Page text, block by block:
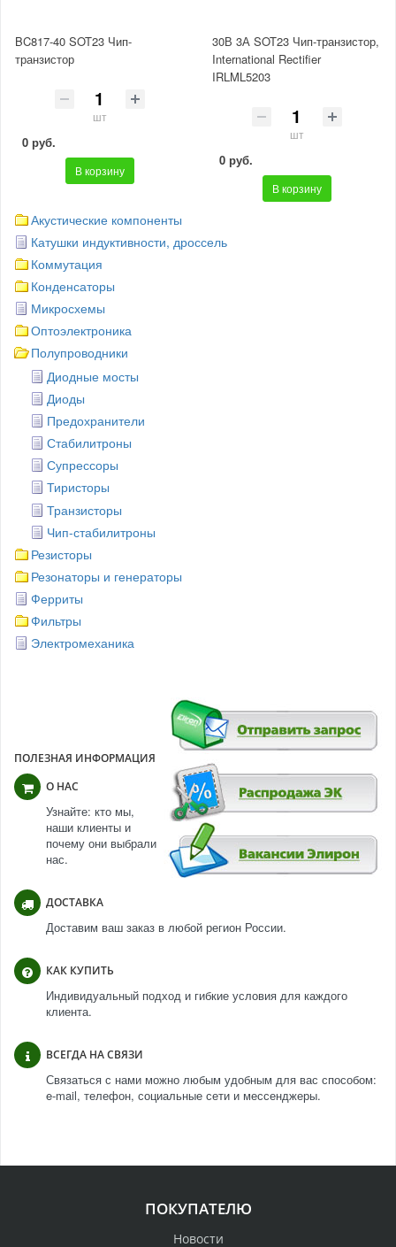
BC817-40 SOT23 Чип-
транзистор
шт
0 руб.
В корзину
30В 3А SOT23 Чип-транзистор,
International Rectifier
IRLML5203
шт
0 руб.
В корзину
Акустические компоненты
Катушки индуктивности, дроссель
Коммутация
Конденсаторы
Микросхемы
Оптоэлектроника
Полупроводники
Диодные мосты
Диоды
Предохранители
Стабилитроны
Супрессоры
Тиристоры
Транзисторы
Чип-стабилитроны
Резисторы
Резонаторы и генераторы
Ферриты
Фильтры
Электромеханика
ПОЛЕЗНАЯ ИНФОРМАЦИЯ
О НАС
Узнайте: кто мы,
наши клиенты и
почему они выбрали
нас.
ДОСТАВКА
Доставим ваш заказ в любой регион России.
КАК КУПИТЬ
Индивидуальный подход и гибкие условия для каждого
клиента.
ВСЕГДА НА СВЯЗИ
Связаться с нами можно любым удобным для вас способом:
e-mail, телефон, социальные сети и мессенджеры.
ПОКУПАТЕЛЮ
Новости